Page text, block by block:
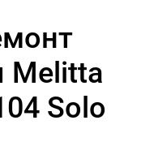
Solo